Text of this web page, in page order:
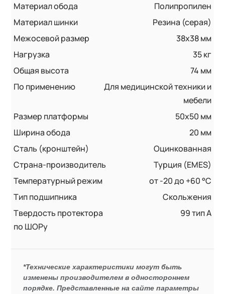
Материал обода
Полипропилен
Материал шинки
Резина (серая)
Межосевой размер
38x38 мм
Нагрузка
35 кг
Общая высота
74 мм
По применению
Для медицинской техники и
мебели
Размер платформы
50x50 мм
Ширина обода
20 мм
Сталь (кронштейн)
Оцинкованная
Страна-производитель
Турция (EMES)
Температурный режим
от -20 до +60 °С
Тип подшипника
Скольжения
Твердость протектора
по ШОРу
99 тип А
*Технические характеристики могут быть
изменены производителем в одностороннем
порядке. Представленные на сайте параметры